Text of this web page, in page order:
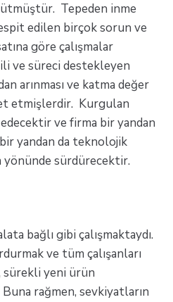
Tepeden inme
edilen birçok sorun ve
göre çalışmalar
ve süreci destekleyen
arınması ve katma değer
etmişlerdir. Kurgulan
ve firma bir yandan
yandan da teknolojik
sürdürecektir.
bağlı gibi çalışmaktaydı.
ve tüm çalışanları
yeni ürün
rağmen, sevkiyatların